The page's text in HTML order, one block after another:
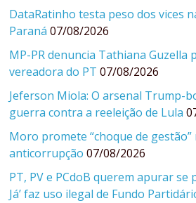
DataRatinho testa peso dos vices
Paraná 07/08/2026
MP-PR denuncia Tathiana Guzella
vereadora do PT 07/08/2026
Jeferson Miola: O arsenal Trump-
guerra contra a reeleição de Lula
Moro promete “choque de gestão”
anticorrupção 07/08/2026
PT, PV e PCdoB querem apurar se
Já’ faz uso ilegal de Fundo